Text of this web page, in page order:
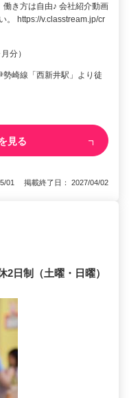
き方は自由♪ 会社紹介動画
。 https://v.classtream.jp/cr
分）
崎線「西新井駅」より徒
見る
01 掲載終了日： 2027/04/02
日制（土曜・日曜）